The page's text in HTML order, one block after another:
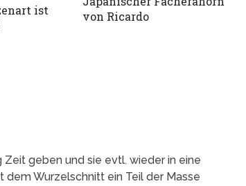
ist
von Ricardo
geben und sie evtl. wieder in eine
dem Wurzelschnitt ein Teil der Masse